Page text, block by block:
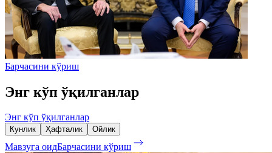
Барчасини кўриш
Энг кўп ўқилганлар
Энг кўп ўқилганлар
Кунлик Ҳафталик Ойлик
Мавзуга оидБарчасини кўриш